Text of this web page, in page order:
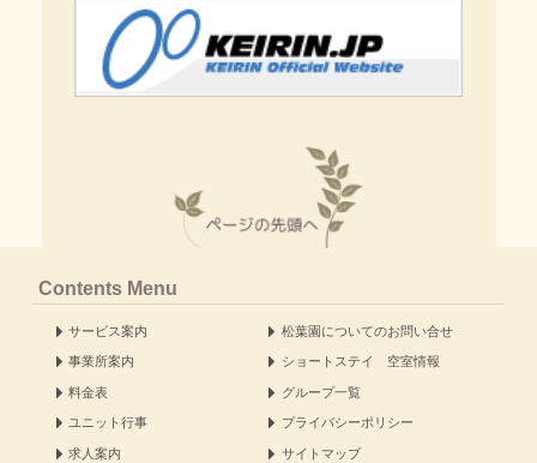
Contents Menu
サービス案内 松葉園についてのお問い合せ
事業所案内 ショートステイ 空室情報
料金表 グループ一覧
ユニット行事 プライバシーポリシー
求人案内 サイトマップ